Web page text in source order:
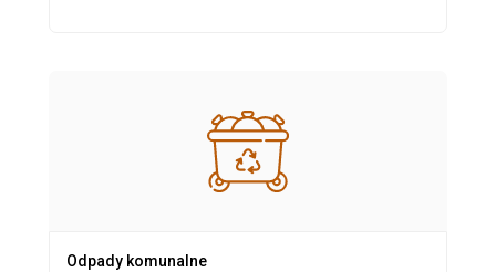
Odpady komunalne